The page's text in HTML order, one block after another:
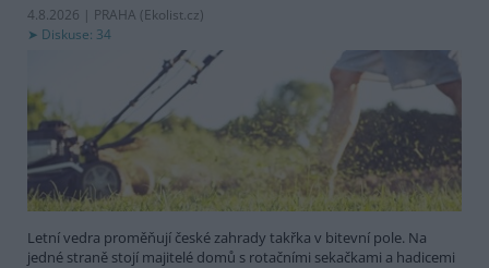
4.8.2026 | PRAHA (Ekolist.cz)
Diskuse: 34
Letní vedra proměňují české zahrady takřka v bitevní pole. Na
jedné straně stojí majitelé domů s rotačními sekačkami a hadicemi